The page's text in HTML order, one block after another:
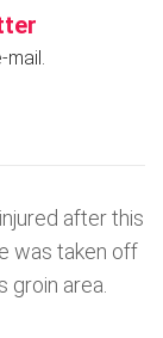
mail.
after this
was taken off
area.